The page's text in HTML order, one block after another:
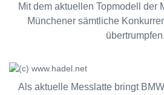
Mit dem aktuellen Topmodell der
Münchener sämtliche
übertrumpfen.
Als aktuelle Messlatte bringt